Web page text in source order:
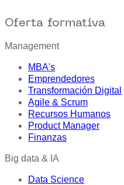
Oferta formativa
Management
MBA's
Emprendedores
Transformación Digital
Agile & Scrum
Recursos Humanos
Product Manager
Finanzas
Big data & IA
Data Science